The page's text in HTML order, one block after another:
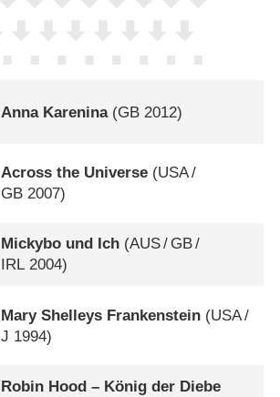
Anna Karenina(GB 2012)
Across the Universe (USA/
GB 2007)
Mickybo und Ich (AUS/ GB/
IRL 2004)
Mary Shelleys Frankenstein (USA/
J 1994)
Robin Hood – König der Diebe